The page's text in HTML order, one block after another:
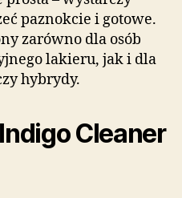
paznokcie i gotowe.
zarówno dla osób
lakieru, jak i dla
hybrydy.
Cleaner